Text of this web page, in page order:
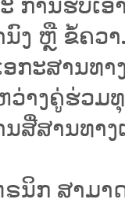
ງ ຫຼື ຂໍ້ຄວ
ກະສານທາ
ງຄູ່ຮ່ວມທຸລ
ນສື່ສານທາ
ນິກ ສາມາ